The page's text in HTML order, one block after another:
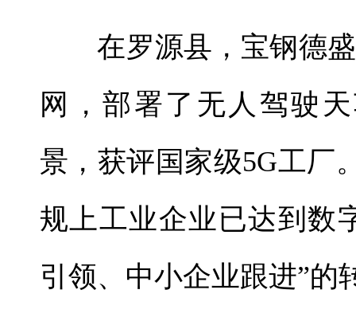
在罗源县，宝钢德盛
网，部署了无人驾驶
景，获评国家级5G工厂
规上工业企业已达到数
引领、中小企业跟进”的